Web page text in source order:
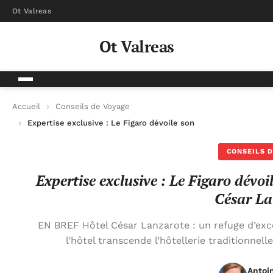
Ot Valreas
Ot Valreas
Accueil
Conseils de Voyage
Expertise exclusive : Le Figaro dévoile son expérience au
CONSEILS
Expertise exclusive : Le Figaro
César
EN BREF Hôtel César Lanzarote : un refuge
l’hôtel transcende l’hôtellerie